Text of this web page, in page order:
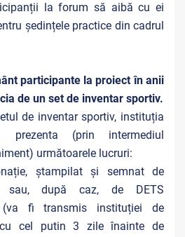
la forum să aibă cu ei
ședințele practice din cadrul
participante la proiect în anii
de un set de inventar sportiv.
de inventar sportiv, instituția
(prin intermediul
următoarele lucruri:
ștampilat și semnat de
sau, după caz, de DETS
(va fi transmis instituției de
cu cel putin 3 zile înainte de